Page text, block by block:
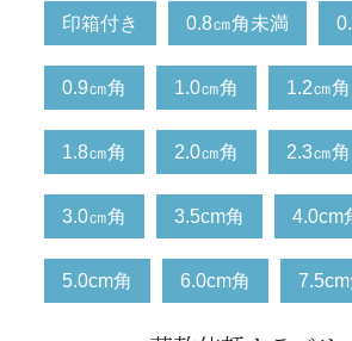
印箱付き 0.8㎝角未満
0.9㎝角 1.0㎝角 1.2㎝角
1.8㎝角 2.0㎝角 2.3㎝角
3.0㎝角 3.5cm角 4.0cm
5.0cm角 6.0cm角 7.5cm